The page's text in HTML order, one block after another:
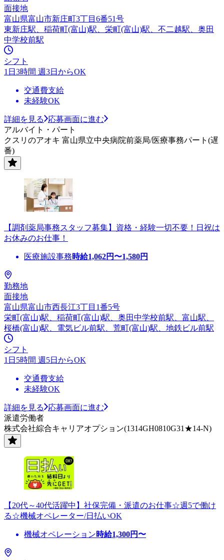
面接地
富山県富山市新庄町3丁目6番51号
東新庄駅、稲荷町(富山)駅、栄町(富山)駅、不二越駅、奥田
中学校前駅
シフト
1日3時間 週3日からOK
交通費支給
未経験OK
詳細を見る
応募画面に進む
アルバイト・パート
クスリのアオキ 富山県立中央病院前薬局/医療事務パート(遅
番)
【調剤薬局事務スタッフ募集】資格・経験一切不要！日祝は
お休みのお仕事！
医療施設事務時給1,062円〜1,580円
勤務地
面接地
富山県富山市西長江3丁目1番5号
栄町(富山)駅、稲荷町(富山)駅、奥田中学校前駅、富山駅、
桜橋(富山)駅、電気ビル前駅、荒町(富山)駅、地鉄ビル前駅
シフト
1日5時間 週5日からOK
交通費支給
未経験OK
詳細を見る
応募画面に進む
派遣労働者
株式会社綜合キャリアオプション(1314GH0810G31★14-N)
【20代～40代活躍中】社保完備・派遣のお仕事☆週5で働け
る☆機械オペレーター/日払いOK
機械オペレーション時給1,300円〜